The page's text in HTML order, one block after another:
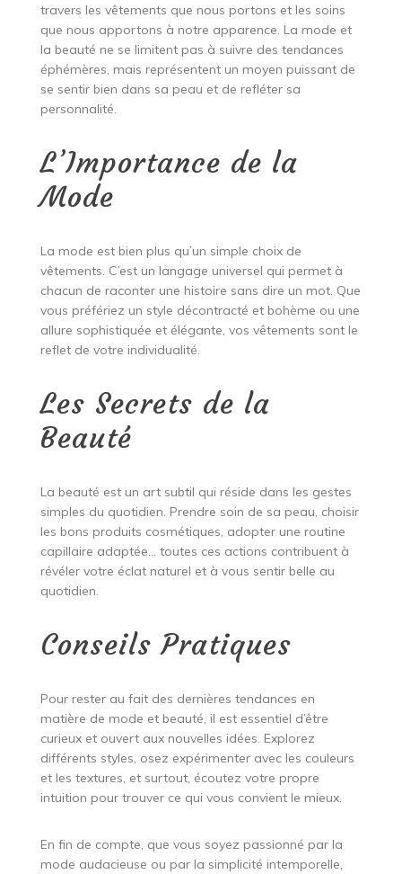
travers les vêtements que nous portons et les soins
que nous apportons à notre apparence. La mode et
la beauté ne se limitent pas à suivre des tendances
éphémères, mais représentent un moyen puissant de
se sentir bien dans sa peau et de refléter sa
personnalité.
L’Importance de la
Mode
La mode est bien plus qu’un simple choix de
vêtements. C’est un langage universel qui permet à
chacun de raconter une histoire sans dire un mot. Que
vous préfériez un style décontracté et bohème ou une
allure sophistiquée et élégante, vos vêtements sont le
reflet de votre individualité.
Les Secrets de la
Beauté
La beauté est un art subtil qui réside dans les gestes
simples du quotidien. Prendre soin de sa peau, choisir
les bons produits cosmétiques, adopter une routine
capillaire adaptée… toutes ces actions contribuent à
révéler votre éclat naturel et à vous sentir belle au
quotidien.
Conseils Pratiques
Pour rester au fait des dernières tendances en
matière de mode et beauté, il est essentiel d’être
curieux et ouvert aux nouvelles idées. Explorez
différents styles, osez expérimenter avec les couleurs
et les textures, et surtout, écoutez votre propre
intuition pour trouver ce qui vous convient le mieux.
En fin de compte, que vous soyez passionné par la
mode audacieuse ou par la simplicité intemporelle,